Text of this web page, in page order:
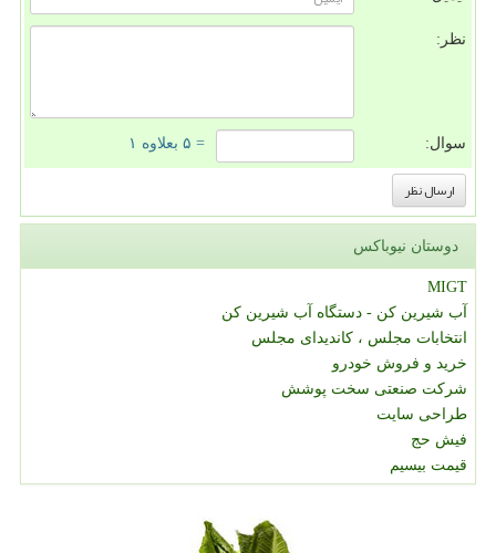
نظر:
سوال: = ۵ بعلاوه ۱
دوستان نیوباکس
MIGT
آب شیرین کن - دستگاه آب شیرین کن
انتخابات مجلس ، کاندیدای مجلس
خرید و فروش خودرو
شرکت صنعتی سخت پوشش
طراحی سایت
فیش حج
قیمت بیسیم